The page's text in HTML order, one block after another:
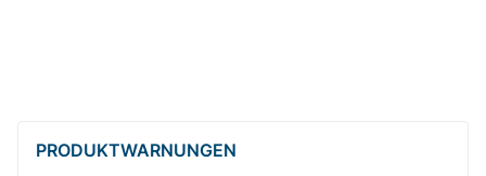
PRODUKT­WARNUNGEN